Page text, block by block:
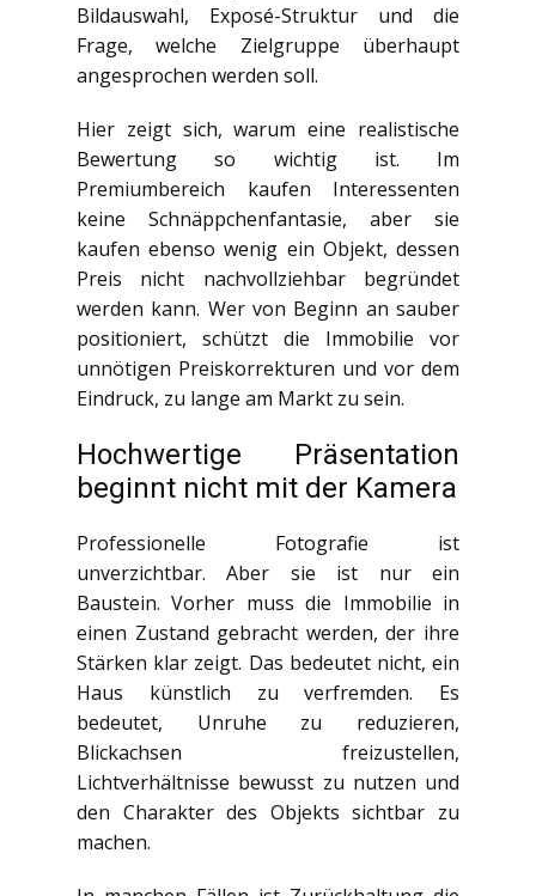
Bildauswahl, Exposé-Struktur und die
Frage, welche Zielgruppe überhaupt
angesprochen werden soll.
Hier zeigt sich, warum eine realistische
Bewertung so wichtig ist. Im
Premiumbereich kaufen Interessenten
keine Schnäppchenfantasie, aber sie
kaufen ebenso wenig ein Objekt, dessen
Preis nicht nachvollziehbar begründet
werden kann. Wer von Beginn an sauber
positioniert, schützt die Immobilie vor
unnötigen Preiskorrekturen und vor dem
Eindruck, zu lange am Markt zu sein.
Hochwertige Präsentation
beginnt nicht mit der Kamera
Professionelle Fotografie ist
unverzichtbar. Aber sie ist nur ein
Baustein. Vorher muss die Immobilie in
einen Zustand gebracht werden, der ihre
Stärken klar zeigt. Das bedeutet nicht, ein
Haus künstlich zu verfremden. Es
bedeutet, Unruhe zu reduzieren,
Blickachsen freizustellen,
Lichtverhältnisse bewusst zu nutzen und
den Charakter des Objekts sichtbar zu
machen.